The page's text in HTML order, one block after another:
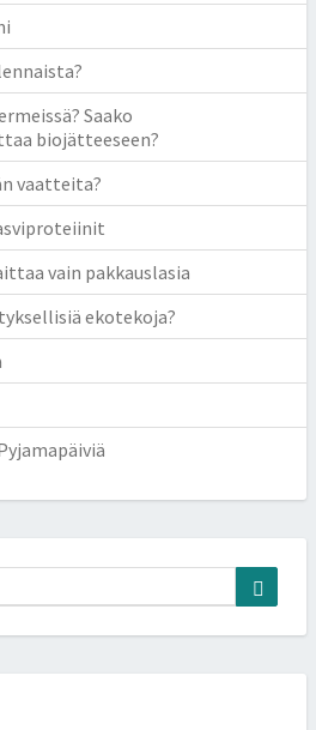
Saako
biojätteeseen?
vaatteita?
vain pakkauslasia
ekotekoja?